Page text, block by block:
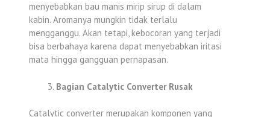
menyebabkan bau manis mirip sirup di dalam
kabin. Aromanya mungkin tidak terlalu
mengganggu. Akan tetapi, kebocoran yang terjadi
bisa berbahaya karena dapat menyebabkan iritasi
mata hingga gangguan pernapasan.
Bagian Catalytic Converter Rusak
Catalytic converter merupakan komponen yang